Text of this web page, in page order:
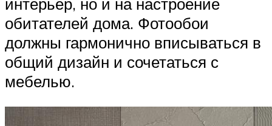
интерьер, но и на настроение
обитателей дома. Фотообои
должны гармонично вписываться в
общий дизайн и сочетаться с
мебелью.